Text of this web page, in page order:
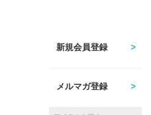
新規会員登録
メルマガ登録